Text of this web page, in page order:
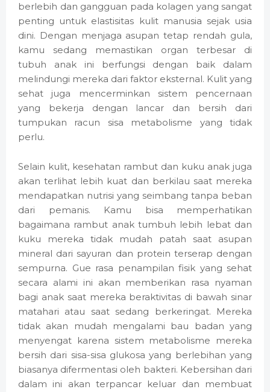
berlebih dan gangguan pada kolagen yang sangat
penting untuk elastisitas kulit manusia sejak usia
dini. Dengan menjaga asupan tetap rendah gula,
kamu sedang memastikan organ terbesar di
tubuh anak ini berfungsi dengan baik dalam
melindungi mereka dari faktor eksternal. Kulit yang
sehat juga mencerminkan sistem pencernaan
yang bekerja dengan lancar dan bersih dari
tumpukan racun sisa metabolisme yang tidak
perlu.
Selain kulit, kesehatan rambut dan kuku anak juga
akan terlihat lebih kuat dan berkilau saat mereka
mendapatkan nutrisi yang seimbang tanpa beban
dari pemanis. Kamu bisa memperhatikan
bagaimana rambut anak tumbuh lebih lebat dan
kuku mereka tidak mudah patah saat asupan
mineral dari sayuran dan protein terserap dengan
sempurna. Gue rasa penampilan fisik yang sehat
secara alami ini akan memberikan rasa nyaman
bagi anak saat mereka beraktivitas di bawah sinar
matahari atau saat sedang berkeringat. Mereka
tidak akan mudah mengalami bau badan yang
menyengat karena sistem metabolisme mereka
bersih dari sisa-sisa glukosa yang berlebihan yang
biasanya difermentasi oleh bakteri. Kebersihan dari
dalam ini akan terpancar keluar dan membuat